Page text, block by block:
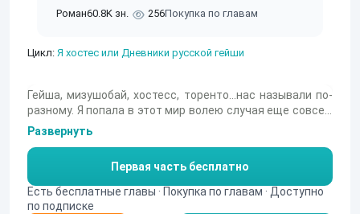
Роман60.8K зн. 256Покупка по главам
Цикл: Я хостес или Дневники русской гейши
Гейша, мизушобай, хостесс, торенто...нас называли по-
разному. Я попала в этот мир волею случая еще совсем
юной, а задержалась там на много лет, став одной из
самых популярных и высокооплачиваемых работниц.
Окунитесь со мной в этот тайный мир и я расскажу вам
то, чего вы не увидите в телевизоре и не услышите по
радио. Эта книга не просто воспоминания. В ней собран
весь мой опыт, наблюдения, интересные факты и
Развернуть
Первая часть бесплатно
Есть бесплатные главы · Покупка по главам · Доступно
по подписке